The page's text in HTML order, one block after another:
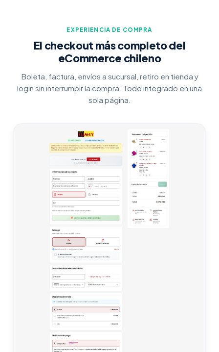
EXPERIENCIA DE COMPRA
El checkout más completo del
eCommerce chileno
Boleta, factura, envíos a sucursal, retiro en tienda y
login sin interrumpir la compra. Todo integrado en una
sola página.